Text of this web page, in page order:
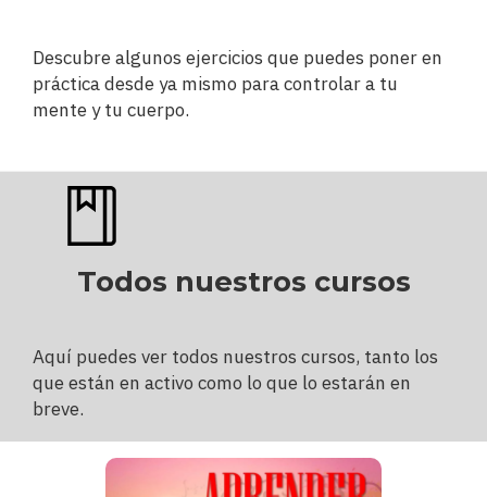
Descubre algunos ejercicios que puedes poner en
práctica desde ya mismo para controlar a tu
mente y tu cuerpo.
Todos nuestros cursos
Aquí puedes ver todos nuestros cursos, tanto los
que están en activo como lo que lo estarán en
breve.